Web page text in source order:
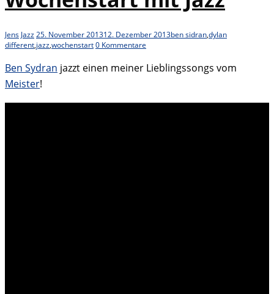
JensJazz25. November 201312. Dezember 2013ben sidran,dylan
different,jazz,wochenstart0 Kommentare
Ben Sydran jazzt einen meiner Lieblingssongs vom
Meister!